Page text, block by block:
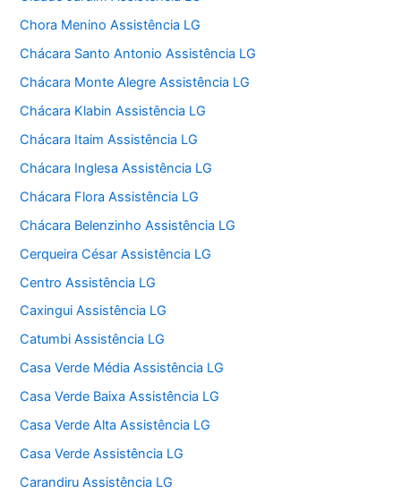
Chora Menino Assistência LG
Chácara Santo Antonio Assistência LG
Chácara Monte Alegre Assistência LG
Chácara Klabin Assistência LG
Chácara Itaim Assistência LG
Chácara Inglesa Assistência LG
Chácara Flora Assistência LG
Chácara Belenzinho Assistência LG
Cerqueira César Assistência LG
Centro Assistência LG
Caxingui Assistência LG
Catumbi Assistência LG
Casa Verde Média Assistência LG
Casa Verde Baixa Assistência LG
Casa Verde Alta Assistência LG
Casa Verde Assistência LG
Carandiru Assistência LG